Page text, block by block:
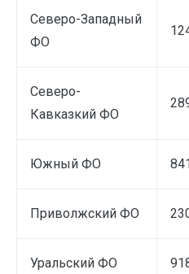
Северо-Западный
ФО
Северо-
Кавказкий ФО
Южный ФО
Приволжский ФО
Уральский ФО